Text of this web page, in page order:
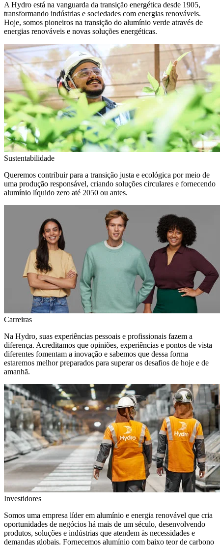
A Hydro está na vanguarda da transição energética desde 1905,
transformando indústrias e sociedades com energias renováveis.
Hoje, somos pioneiros na transição do alumínio verde através de
energias renováveis e novas soluções energéticas.
Sustentabilidade
Queremos contribuir para a transição justa e ecológica por meio de
uma produção responsável, criando soluções circulares e fornecendo
alumínio líquido zero até 2050 ou antes.
Carreiras
Na Hydro, suas experiências pessoais e profissionais fazem a
diferença. Acreditamos que opiniões, experiências e pontos de vista
diferentes fomentam a inovação e sabemos que dessa forma
estaremos melhor preparados para superar os desafios de hoje e de
amanhã.
Investidores
Somos uma empresa líder em alumínio e energia renovável que cria
oportunidades de negócios há mais de um século, desenvolvendo
produtos, soluções e indústrias que atendem às necessidades e
demandas globais. Fornecemos alumínio com baixo teor de carbono